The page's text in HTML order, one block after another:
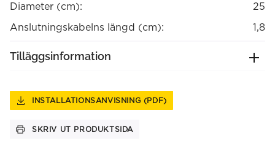
Diameter (cm):
25
Anslutningskabelns längd (cm):
1,8
Tilläggsinformation
INSTALLATIONSANVISNING (PDF)
SKRIV UT PRODUKTSIDA